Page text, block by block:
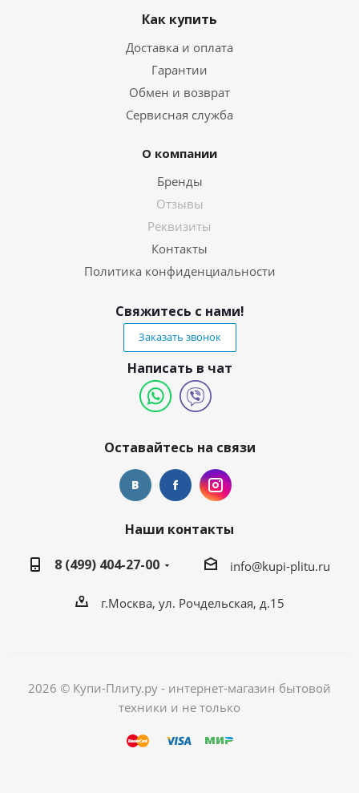
Как купить
Доставка и оплата
Гарантии
Обмен и возврат
Сервисная служба
О компании
Бренды
Отзывы
Реквизиты
Контакты
Политика конфиденциальности
Свяжитесь с нами!
Заказать звонок
Написать в чат
Оставайтесь на связи
Наши контакты
8 (499) 404-27-00
info@kupi-plitu.ru
г.Москва, ул. Рочдельская, д.15
2026 © Купи-Плиту.ру - интернет-магазин бытовой
техники и не только